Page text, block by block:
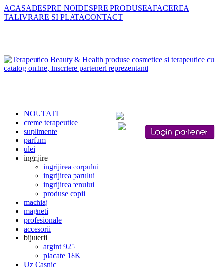
ACASADESPRE NOIDESPRE PRODUSEAFACEREA
TALIVRARE SI PLATACONTACT
NOUTATI
creme terapeutice
suplimente
parfum
ulei
ingrijire
ingrijirea corpului
ingrijirea parului
ingrijirea tenului
produse copii
machiaj
magneti
profesionale
accesorii
bijuterii
argint 925
placate 18K
Uz Casnic